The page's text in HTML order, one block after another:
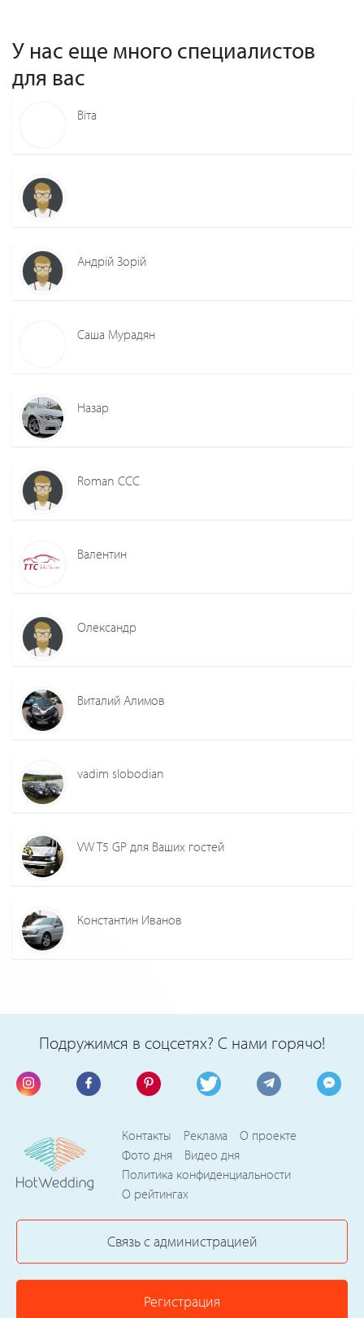
У нас еще много специалистов
для вас
Віта
Андрій Зорій
Саша Мурадян
Назар
Roman ССС
Валентин
Олександр
Виталий Алимов
vadim slobodian
VW T5 GP для Ваших гостей
Константин Иванов
Подружимся в соцсетях? С нами горячо!
Контакты Реклама
О проекте
Фото дня
Видео дня
Политика конфиденциальности
О рейтингах
Связь с администрацией
Регистрация